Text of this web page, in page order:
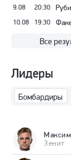
9.08 20:30
10.08 19:30
Все
Лидеры
Бомбардиры
Зенит